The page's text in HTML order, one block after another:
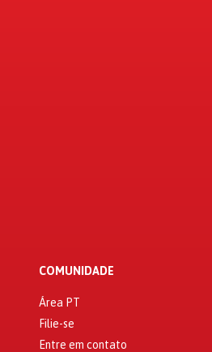
COMUNIDADE
Área PT
Filie-se
Entre em contato